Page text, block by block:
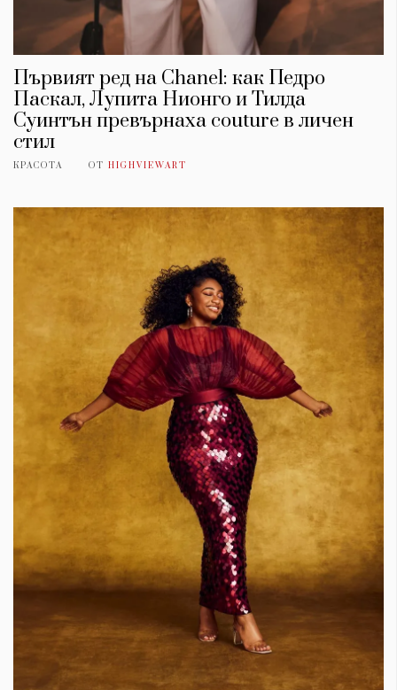
Първият ред на Chanel: как Педро
Паскал, Лупита Нионго и Тилда
Суинтън превърнаха couture в личен
стил
КРАСОТА ОТ HIGHVIEWART